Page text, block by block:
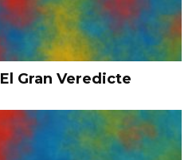
Gran Veredicte